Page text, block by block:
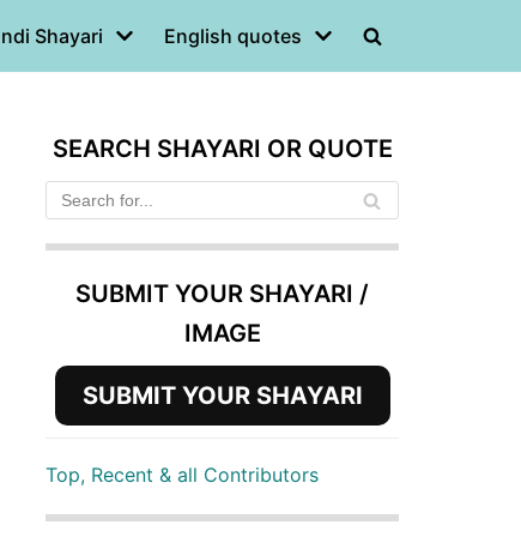
Shayari English quotes
SEARCH SHAYARI OR QUOTE
SUBMIT YOUR SHAYARI /
IMAGE
SUBMIT YOUR SHAYARI
Top, Recent & all Contributors